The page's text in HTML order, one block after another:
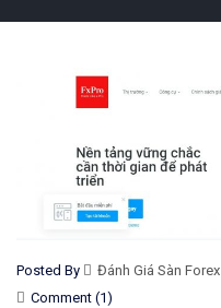
Posted By Đánh Giá Sàn Forex
Comment (1)